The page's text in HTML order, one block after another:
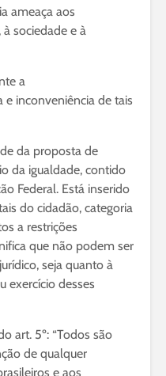
ameaça aos
sociedade e à
a
e inconveniência de tais
da proposta de
da igualdade, contido
Federal. Está inserido
do cidadão, categoria
a restrições
que não podem ser
seja quanto à
exercício desses
art. 5º: “Todos são
de qualquer
e aos